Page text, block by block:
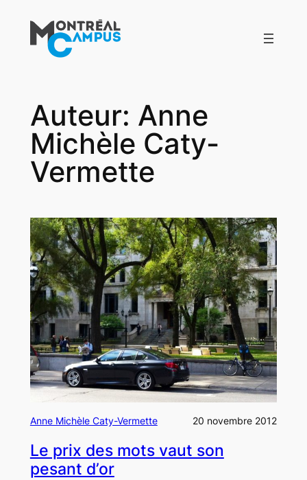
contenu
Auteur: Anne
Michèle Caty-
Vermette
Anne Michèle Caty-Vermette 20 novembre 2012
Le prix des mots vaut son
pesant d’or